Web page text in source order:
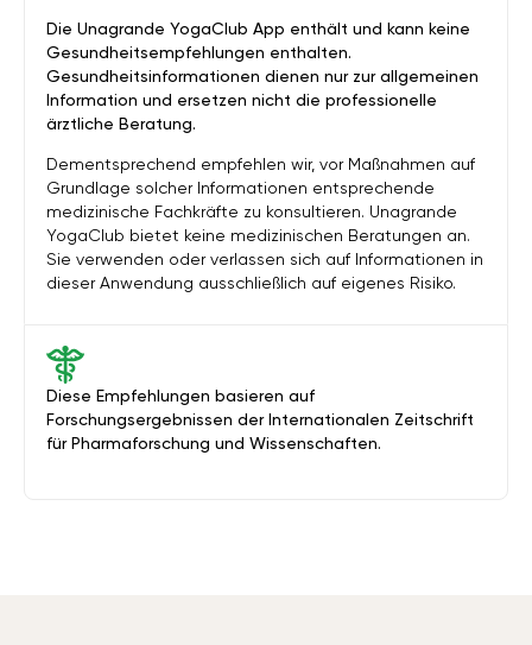
Diese Empfehlungen basieren auf
Forschungsergebnissen der Internationalen Zeitschrift
für Pharmaforschung und Wissenschaften.
Die Unagrande YogaClub App enthält und kann keine
Gesundheitsempfehlungen enthalten.
Gesundheitsinformationen dienen nur zur allgemeinen
Information und ersetzen nicht die professionelle
ärztliche Beratung.
Dementsprechend empfehlen wir, vor Maßnahmen auf
Grundlage solcher Informationen entsprechende
medizinische Fachkräfte zu konsultieren. Unagrande
YogaClub bietet keine medizinischen Beratungen an.
Sie verwenden oder verlassen sich auf Informationen in
dieser Anwendung ausschließlich auf eigenes Risiko.